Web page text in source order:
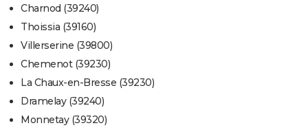
Charnod (39240)
Thoissia (39160)
Villerserine (39800)
Chemenot (39230)
La Chaux-en-Bresse (39230)
Dramelay (39240)
Monnetay (39320)